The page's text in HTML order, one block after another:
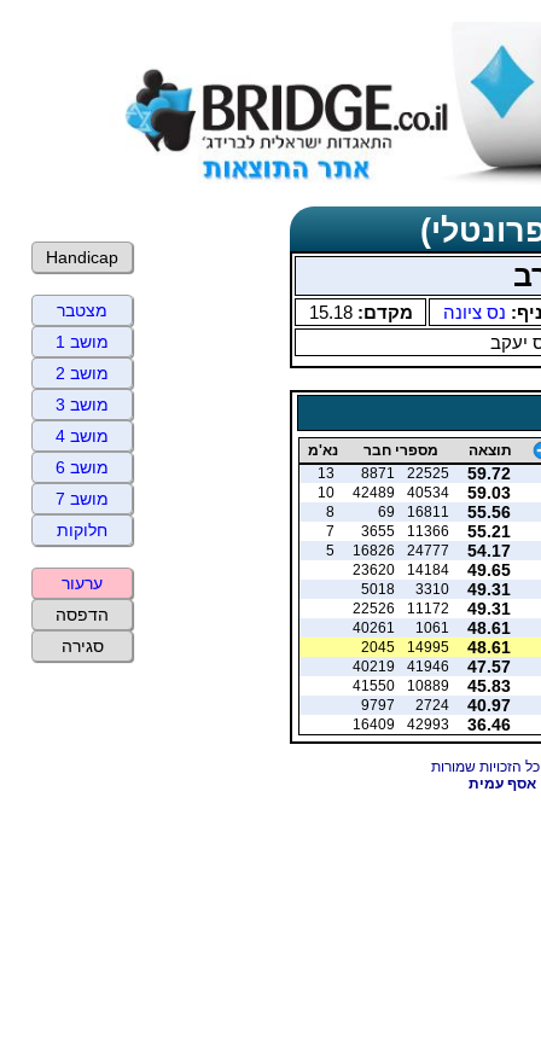
נס ציונה מקדם:15.18
יעקב
תוצאה מספרי חבר נא'מ
59.72
22525
8871
13
59.03
40534
42489
10
55.56
16811
69
8
55.21
11366
3655
7
54.17
24777
16826
5
49.65
14184
23620
49.31
3310
5018
49.31
11172
22526
48.61
1061
40261
48.61
14995
2045
47.57
41946
40219
45.83
10889
41550
40.97
2724
9797
36.46
42993
16409
אסף עמית
Handicap
מצטבר
מושב 1
מושב 2
מושב 3
מושב 4
מושב 6
מושב 7
חלוקות
ערעור
הדפסה
סגירה